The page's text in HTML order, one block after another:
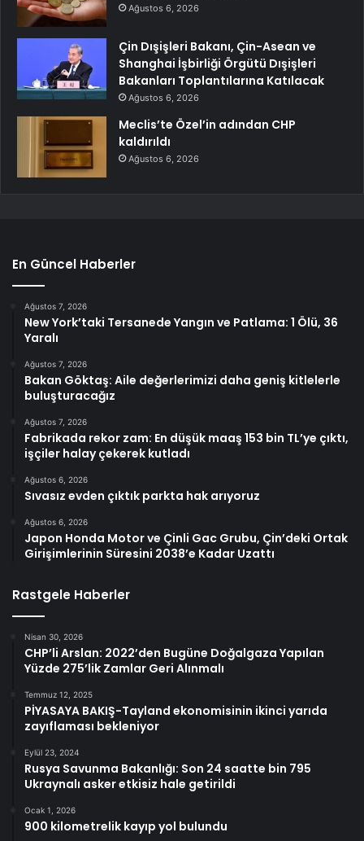
Ağustos 6, 2026
Çin Dışişleri Bakanı, Çin-Asean ve
Shanghai İşbirliği Örgütü Dışişleri
Bakanları Toplantılarına Katılacak
Ağustos 6, 2026
Meclis’te Özel’in adından CHP
kaldırıldı
Ağustos 6, 2026
En Güncel Haberler
Ağustos 7, 2026
New York’taki Tersanede Yangın ve Patlama: 1 Ölü, 36
Yaralı
Ağustos 7, 2026
Bakan Göktaş: Aile değerlerimizi daha geniş kitlelerle
buluşturacağız
Ağustos 7, 2026
Fabrikada rekor zam: En düşük maaş 153 bin TL’ye çıktı,
işçiler halay çekerek kutladı
Ağustos 6, 2026
Sıvasız evden çıktık parkta hak arıyoruz
Ağustos 6, 2026
Japon Honda Motor ve Çinli Gac Grubu, Çin’deki Ortak
Girişimlerinin Süresini 2038’e Kadar Uzattı
Rastgele Haberler
Nisan 30, 2026
CHP’li Arslan: 2022’den Bugüne Doğalgaza Yapılan
Yüzde 275’lik Zamlar Geri Alınmalı
Temmuz 12, 2025
PİYASAYA BAKIŞ-Tayland ekonomisinin ikinci yarıda
zayıflaması bekleniyor
Eylül 23, 2024
Rusya Savunma Bakanlığı: Son 24 saatte bin 795
Ukraynalı asker etkisiz hale getirildi
Ocak 1, 2026
900 kilometrelik kayıp yol bulundu